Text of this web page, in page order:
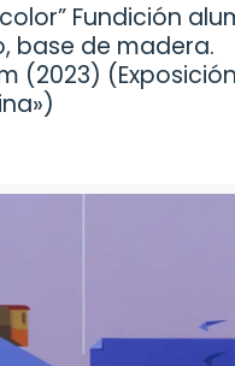
Fundición
base de madera.
(2023)